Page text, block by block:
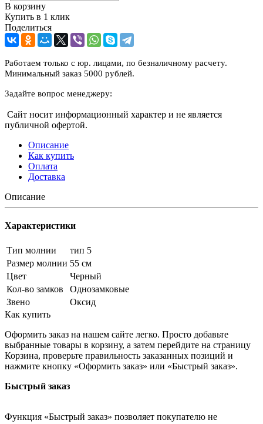
В корзину
Купить в 1 клик
Поделиться
Работаем только с юр. лицами, по безналичному расчету.
Минимальный заказ 5000 рублей.
Задайте вопрос менеджеру:
Сайт носит информационный характер и не является
публичной офертой.
Описание
Как купить
Оплата
Доставка
Описание
Характеристики
Тип молнии
тип 5
Размер молнии 55 см
Цвет
Черный
Кол-во замков
Однозамковые
Звено
Оксид
Как купить
Оформить заказ на нашем сайте легко. Просто добавьте
выбранные товары в корзину, а затем перейдите на страницу
Корзина, проверьте правильность заказанных позиций и
нажмите кнопку «Оформить заказ» или «Быстрый заказ».
Быстрый заказ
Функция «Быстрый заказ» позволяет покупателю не